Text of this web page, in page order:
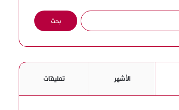
ا
ل
ح
الأشهر تعليقات